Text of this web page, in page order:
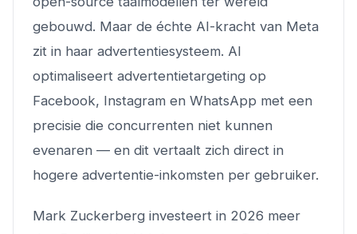
gebouwd. Maar de échte AI-kracht van Meta
zit in haar advertentiesysteem. AI
optimaliseert advertentietargeting op
Facebook, Instagram en WhatsApp met een
precisie die concurrenten niet kunnen
evenaren — en dit vertaalt zich direct in
hogere advertentie-inkomsten per gebruiker.
Mark Zuckerberg investeert in 2026 meer